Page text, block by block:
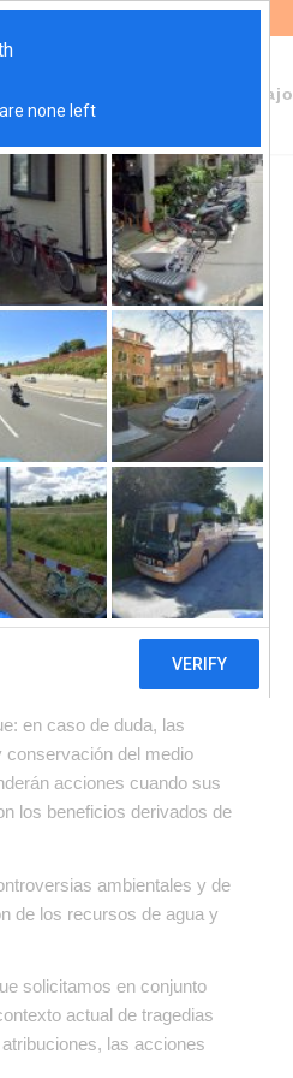
Áreas de trabajo
de nuevos
el
in dubio pro
Diputados, modifica el Art.
dubio pro aqua» e «in dubio
por la Corte
por parte de las
en caso de duda, las
conservación del medio
acciones cuando sus
los beneficios derivados de
ambientales y de
de los recursos de agua y
solicitamos en conjunto
actual de tragedias
las acciones